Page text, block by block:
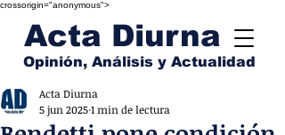
crossorigin="anonymous">
Acta Diurna
Opinión, Análisis y Actualidad
Acta Diurna
5 jun 20251 min de lectura